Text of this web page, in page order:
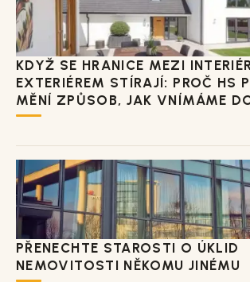
KDYŽ SE HRANICE MEZI
EXTERIÉREM STÍRAJÍ: PROČ HS
MĚNÍ ZPŮSOB, JAK VNÍMÁME
PŘENECHTE STAROSTI O ÚKLID
NEMOVITOSTI NĚKOMU JINÉMU